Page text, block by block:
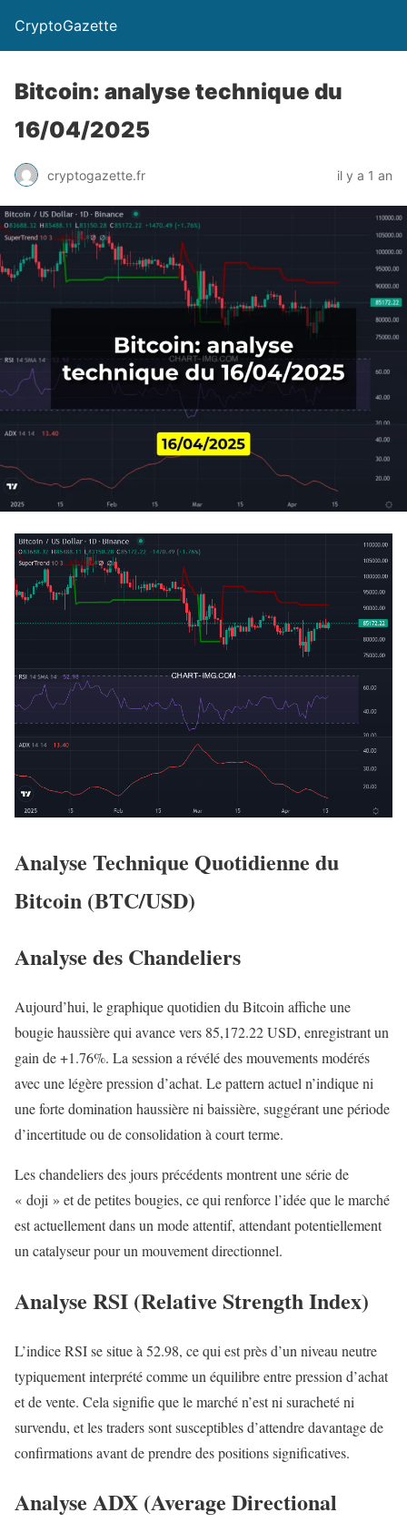
CryptoGazette
Bitcoin: analyse technique du
16/04/2025
cryptogazette.fr il y a 1 an
Analyse Technique Quotidienne du
Bitcoin (BTC/USD)
Analyse des Chandeliers
Aujourd’hui, le graphique quotidien du Bitcoin affiche une
bougie haussière qui avance vers 85,172.22 USD, enregistrant un
gain de +1.76%. La session a révélé des mouvements modérés
avec une légère pression d’achat. Le pattern actuel n’indique ni
une forte domination haussière ni baissière, suggérant une période
d’incertitude ou de consolidation à court terme.
Les chandeliers des jours précédents montrent une série de
« doji » et de petites bougies, ce qui renforce l’idée que le marché
est actuellement dans un mode attentif, attendant potentiellement
un catalyseur pour un mouvement directionnel.
Analyse RSI (Relative Strength Index)
L’indice RSI se situe à 52.98, ce qui est près d’un niveau neutre
typiquement interprété comme un équilibre entre pression d’achat
et de vente. Cela signifie que le marché n’est ni suracheté ni
survendu, et les traders sont susceptibles d’attendre davantage de
confirmations avant de prendre des positions significatives.
Analyse ADX (Average Directional